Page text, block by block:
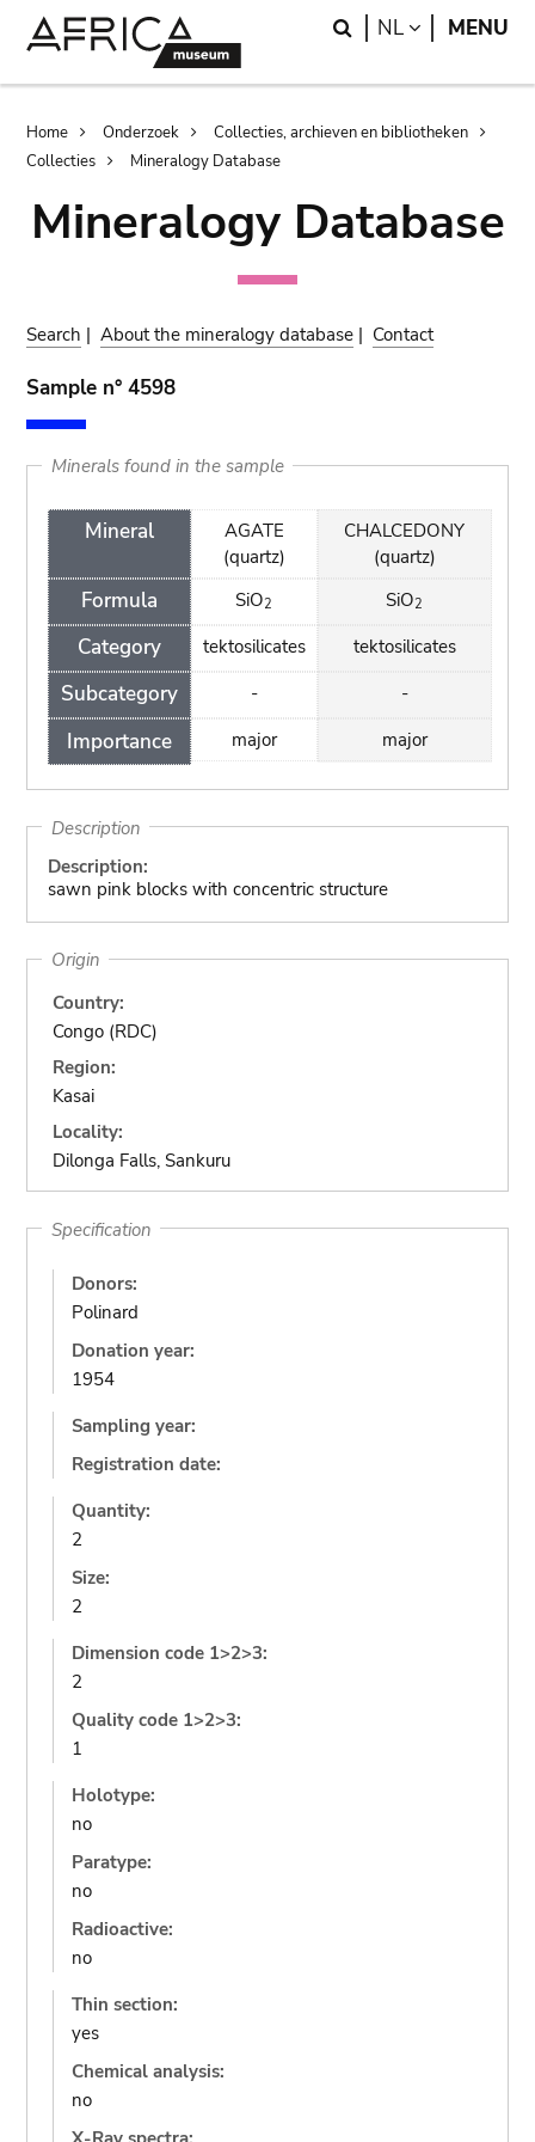
Search
NL LANGUAGE
MENU
Breadcrumb
Home Onderzoek
Collecties, archieven en bibliotheken
Collecties
Mineralogy Database
Mineralogy Database
Search |About the mineralogy database | Contact
Sample n° 4598
Minerals found in the sample
Mineral
Formula
Category
Subcategory
Importance
AGATE
(quartz)
SiO2
tektosilicates
-
major
CHALCEDONY
(quartz)
SiO2
tektosilicates
-
major
Description
Description:
sawn pink blocks with concentric structure
Origin
Country:
Congo (RDC)
Region:
Kasai
Locality:
Dilonga Falls, Sankuru
Specification
Donors:
Polinard
Donation year:
1954
Sampling year:
Registration date:
Quantity:
2
Size:
2
Dimension code 1>2>3:
2
Quality code 1>2>3:
1
Holotype:
no
Paratype:
no
Radioactive:
no
Thin section:
yes
Chemical analysis:
no